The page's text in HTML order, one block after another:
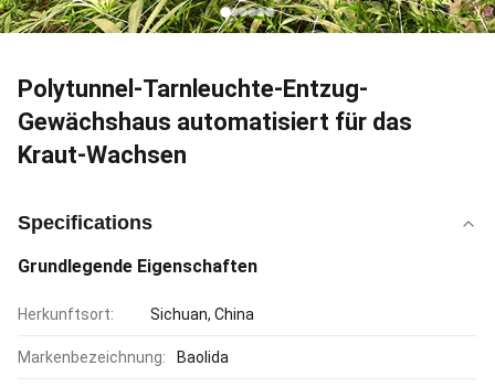
Polytunnel-Tarnleuchte-Entzug-
Gewächshaus automatisiert für das
Kraut-Wachsen
Specifications
Grundlegende Eigenschaften
Herkunftsort: Sichuan, China
Markenbezeichnung: Baolida